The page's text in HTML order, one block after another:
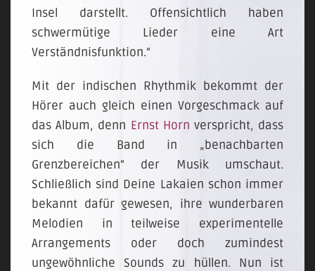
Insel darstellt. Offensichtlich haben
schwermütige Lieder eine Art
Verständnisfunktion.“
Mit der indischen Rhythmik bekommt der
Hörer auch gleich einen Vorgeschmack auf
das Album, denn Ernst Horn verspricht, dass
sich die Band in „benachbarten
Grenzbereichen“ der Musik umschaut.
Schließlich sind Deine Lakaien schon immer
bekannt dafür gewesen, ihre wunderbaren
Melodien in teilweise experimentelle
Arrangements oder doch zumindest
ungewöhnliche Sounds zu hüllen. Nun ist